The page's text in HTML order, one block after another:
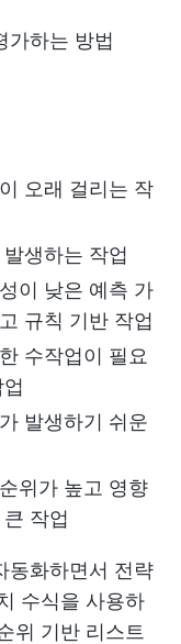
가하는 방법
오래 걸리는 작
생하는 작업
이 낮은 예측 가
규칙 기반 작업
수작업이 필요
발생하기 쉬운
위가 높고 영향
큰 작업
동화하면서 전략
수식을 사용하
위 기반 리스트